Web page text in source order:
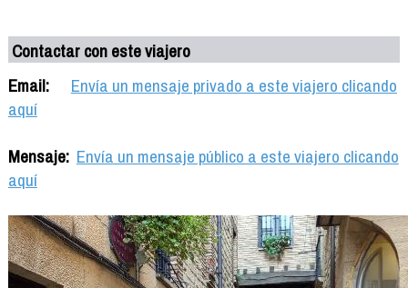
Contactar con este viajero
Email:
Envía un mensaje privado a este viajero clicando
aquí
Mensaje: Envía un mensaje público a este viajero clicando
aquí